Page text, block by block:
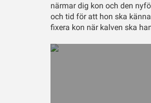
närmar dig kon och den
och tid för att hon ska
fixera kon när kalven ska